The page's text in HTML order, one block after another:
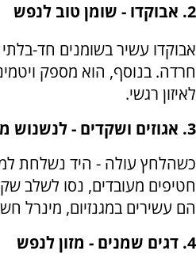
2. אבוקדו - שומן טוב לנפש
אבוקדו עשיר בשומנים חד-בלתי
לאיזון רגשי.
3. אגוזים ושקדים - לנשנוש מרגיע
כשהלחץ עולה - היד נשלחת
חטיפים מעובדים, נסו לשלב
הם עשירים במגנזיום, מינרל
4. דגים שמנים - מזון לנפש